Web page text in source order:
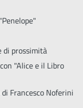
di prossimità
"Alice e il Libro
Francesco Noferini